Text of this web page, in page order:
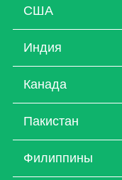
США
Индия
Канада
Пакистан
Филиппины